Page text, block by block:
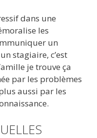
dans une
les
un
stagiaire, c’est
je trouve ça
par les problèmes
aussi par les